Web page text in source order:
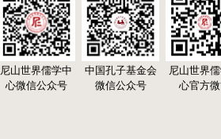
尼山世界儒学中
心微信公众号
中国孔子基金会
微信公众号
尼山世界
心官方